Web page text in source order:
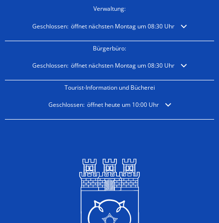
Verwaltung:
Klicken, um weitere Öffnungs- oder Schließzeiten auszublenden
Geschlossen: öffnet nächsten Montag um 08:30 Uhr
Bürgerbüro:
Klicken, um weitere Öffnungs- oder Schließzeiten auszublenden
Geschlossen: öffnet nächsten Montag um 08:30 Uhr
Tourist-Information und Bücherei
Klicken, um weitere Öffnungs- oder Schließzeiten
Geschlossen: öffnet heute um 10:00 Uhr